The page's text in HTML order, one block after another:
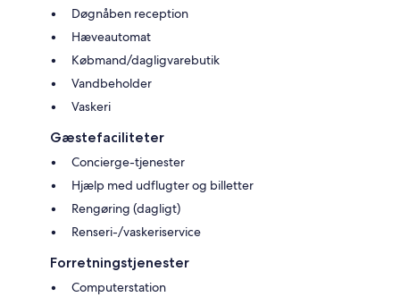
Døgnåben reception
Hæveautomat
Købmand/dagligvarebutik
Vandbeholder
Vaskeri
Gæstefaciliteter
Concierge-tjenester
Hjælp med udflugter og billetter
Rengøring (dagligt)
Renseri-/vaskeriservice
Forretningstjenester
Computerstation